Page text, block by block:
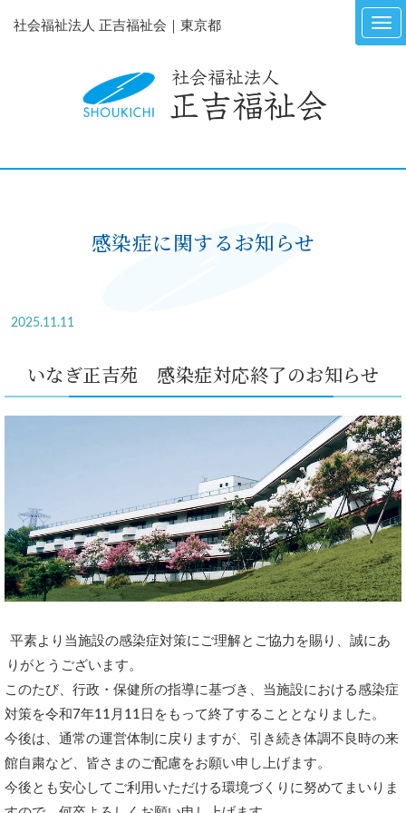
社会福祉法人 正吉福祉会｜東京都
感染症に関するお知らせ
2025.11.11
いなぎ正吉苑 感染症対応終了のお知らせ
平素より当施設の感染症対策にご理解とご協力を賜り、誠にあ
りがとうございます。
このたび、行政・保健所の指導に基づき、当施設における感染症
対策を令和7年11月11日をもって終了することとなりました。
今後は、通常の運営体制に戻りますが、引き続き体調不良時の来
館自粛など、皆さまのご配慮をお願い申し上げます。
今後とも安心してご利用いただける環境づくりに努めてまいりま